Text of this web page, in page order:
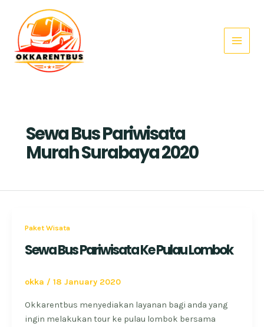
content
Menu
Sewa Bus Pariwisata
Murah Surabaya 2020
Paket Wisata
Sewa Bus Pariwisata Ke Pulau Lombok
okka / 18 January 2020
Okkarentbus menyediakan layanan bagi anda yang
ingin melakukan tour ke pulau lombok bersama